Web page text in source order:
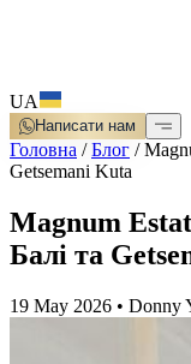
UA
Написати нам
Головна /Блог /
Getsemani Kuta
Magnum
Балі та
19 May 2026 • Donny